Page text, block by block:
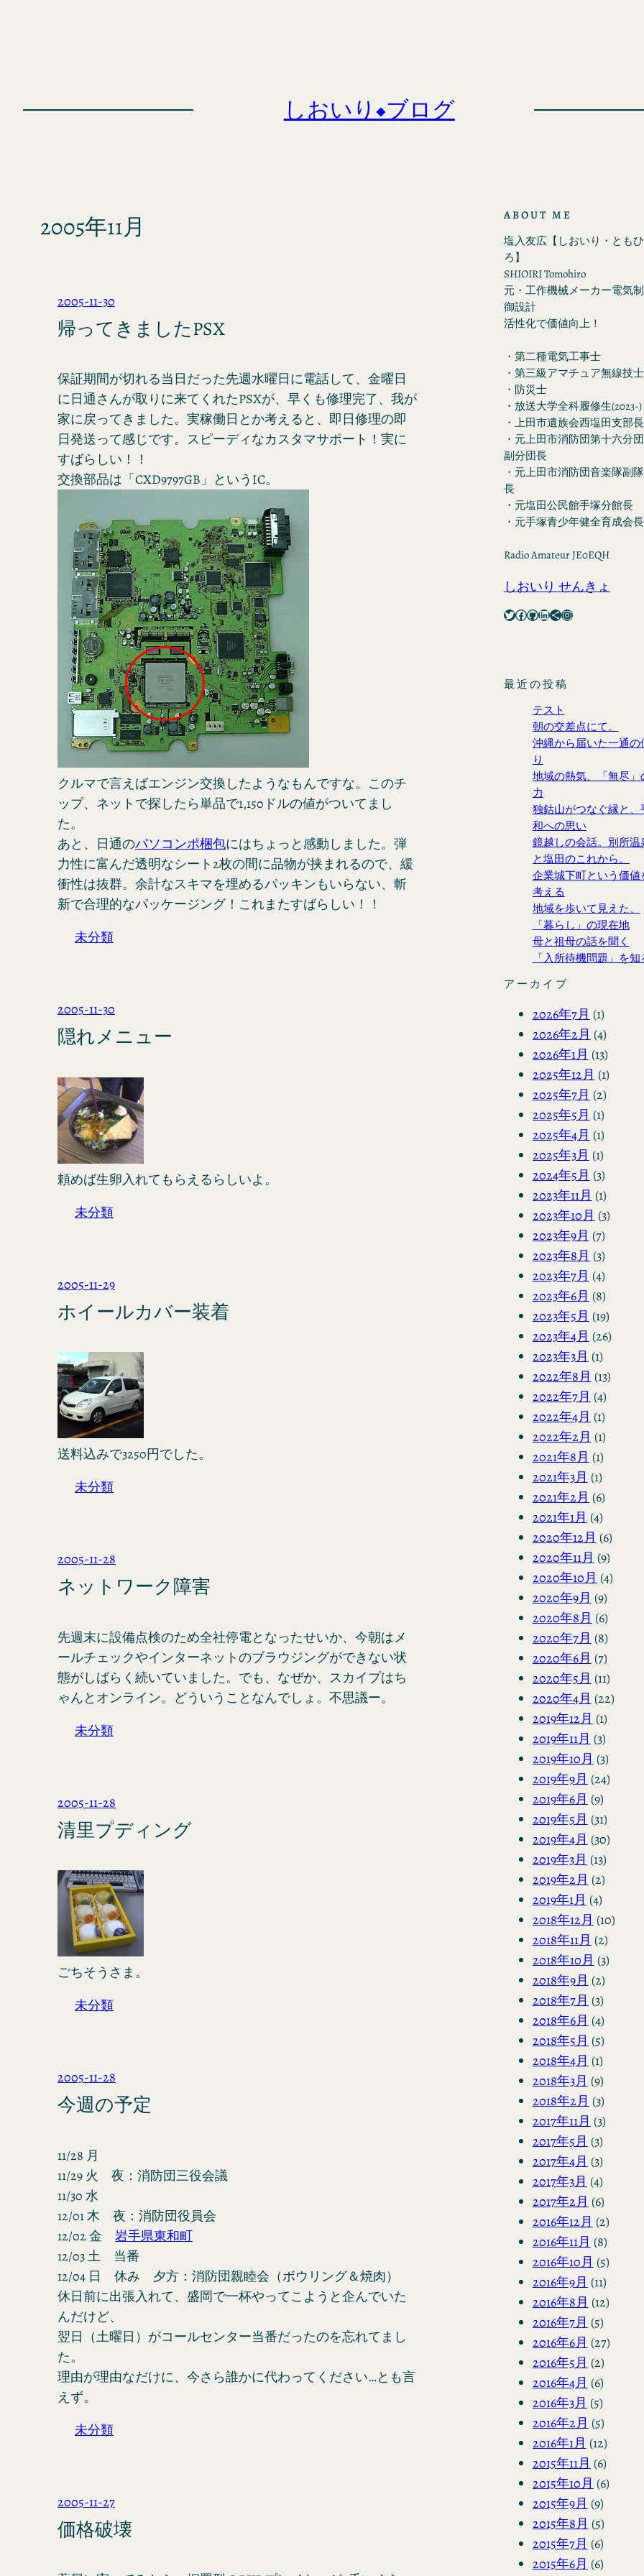
しおいり◆ブログ
2005年11月
2005-11-30
帰ってきましたPSX
保証期間が切れる当日だった先週水曜日に電話して、金曜日
に日通さんが取りに来てくれたPSXが、早くも修理完了、我が
家に戻ってきました。実稼働日とか考えると、即日修理の即
日発送って感じです。スピーディなカスタマサポート！実に
すばらしい！！
交換部品は「CXD9797GB」というIC。
クルマで言えばエンジン交換したようなもんですな。このチ
ップ、ネットで探したら単品で1,150ドルの値がついてまし
た。
あと、日通のパソコンポ梱包にはちょっと感動しました。弾
力性に富んだ透明なシート2枚の間に品物が挟まれるので、緩
衝性は抜群。余計なスキマを埋めるパッキンもいらない、斬
新で合理的なパッケージング！これまたすばらしい！！
未分類
2005-11-30
隠れメニュー
頼めば生卵入れてもらえるらしいよ。
未分類
2005-11-29
ホイールカバー装着
送料込みで3250円でした。
未分類
2005-11-28
ネットワーク障害
先週末に設備点検のため全社停電となったせいか、今朝はメ
ールチェックやインターネットのブラウジングができない状
態がしばらく続いていました。でも、なぜか、スカイプはち
ゃんとオンライン。どういうことなんでしょ。不思議ー。
未分類
2005-11-28
清里プディング
ごちそうさま。
未分類
2005-11-28
今週の予定
11/28 月
11/29 火 夜：消防団三役会議
11/30 水
12/01 木 夜：消防団役員会
12/02 金 岩手県東和町
12/03 土 当番
12/04 日 休み 夕方：消防団親睦会（ボウリング＆焼肉）
休日前に出張入れて、盛岡で一杯やってこようと企んでいた
んだけど、
翌日（土曜日）がコールセンター当番だったのを忘れてまし
た。
理由が理由なだけに、今さら誰かに代わってください…とも言
えず。
未分類
2005-11-27
価格破壊
ABOUT ME
塩入友広【しおいり・ともひ
ろ】
SHIOIRI Tomohiro
元・工作機械メーカー電気制
御設計
活性化で価値向上！
・第二種電気工事士
・第三級アマチュア無線技士
・防災士
・放送大学全科履修生(2023-)
・上田市遺族会西塩田支部長
・元上田市消防団第十六分団
副分団長
・元上田市消防団音楽隊副隊
長
・元塩田公民館手塚分館長
・元手塚青少年健全育成会長
Radio Amateur JE0EQH
しおいり せんきょ
Twitter Facebook GitHub LinkedIn Share Icon Instagram
最近の投稿
テスト
朝の交差点にて。
沖縄から届いた一通の
り
地域の熱気、「無尽」
力
独鈷山がつなぐ縁と、
和への思い
鏡越しの会話。別所温
と塩田のこれから。
企業城下町という価値
考える
地域を歩いて見えた、
「暮らし」の現在地
母と祖母の話を聞く
「入所待機問題」を知
アーカイブ
2026年7月 (1)
2026年2月 (4)
2026年1月 (13)
2025年12月 (1)
2025年7月 (2)
2025年5月 (1)
2025年4月 (1)
2025年3月 (1)
2024年5月 (3)
2023年11月 (1)
2023年10月 (3)
2023年9月 (7)
2023年8月 (3)
2023年7月 (4)
2023年6月 (8)
2023年5月 (19)
2023年4月 (26)
2023年3月 (1)
2022年8月 (13)
2022年7月 (4)
2022年4月 (1)
2022年2月 (1)
2021年8月 (1)
2021年3月 (1)
2021年2月 (6)
2021年1月 (4)
2020年12月 (6)
2020年11月 (9)
2020年10月 (4)
2020年9月 (9)
2020年8月 (6)
2020年7月 (8)
2020年6月 (7)
2020年5月 (11)
2020年4月 (22)
2019年12月 (1)
2019年11月 (3)
2019年10月 (3)
2019年9月 (24)
2019年6月 (9)
2019年5月 (31)
2019年4月 (30)
2019年3月 (13)
2019年2月 (2)
2019年1月 (4)
2018年12月 (10)
2018年11月 (2)
2018年10月 (3)
2018年9月 (2)
2018年7月 (3)
2018年6月 (4)
2018年5月 (5)
2018年4月 (1)
2018年3月 (9)
2018年2月 (3)
2017年11月 (3)
2017年5月 (3)
2017年4月 (3)
2017年3月 (4)
2017年2月 (6)
2016年12月 (2)
2016年11月 (8)
2016年10月 (5)
2016年9月 (11)
2016年8月 (12)
2016年7月 (5)
2016年6月 (27)
2016年5月 (2)
2016年4月 (6)
2016年3月 (5)
2016年2月 (5)
2016年1月 (12)
2015年11月 (6)
2015年10月 (6)
2015年9月 (9)
2015年8月 (5)
2015年7月 (6)
2015年6月 (6)